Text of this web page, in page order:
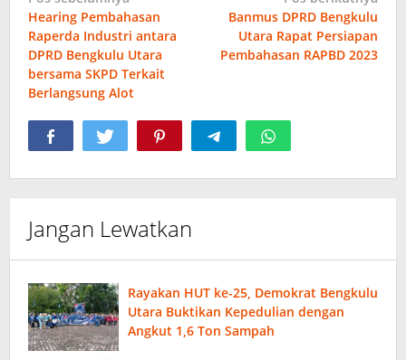
pos
Hearing Pembahasan
Raperda Industri antara
DPRD Bengkulu Utara
bersama SKPD Terkait
Berlangsung Alot
Banmus DPRD Bengkulu
Utara Rapat Persiapan
Pembahasan RAPBD 2023
Jangan Lewatkan
Rayakan HUT ke-25, Demokrat Bengkulu
Utara Buktikan Kepedulian dengan
Angkut 1,6 Ton Sampah